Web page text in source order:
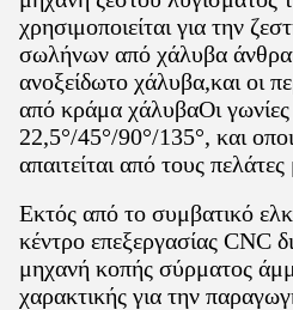
χρησιμοποιείται για την
σωλήνων από χάλυβα
ανοξείδωτο χάλυβα,και οι
από κράμα χάλυβαΟι
22,5°/45°/90°/135°, και
απαιτείται από τους πελάτες
Εκτός από το συμβατικό
κέντρο επεξεργασίας CNC
μηχανή κοπής σύρματος
χαρακτικής για την